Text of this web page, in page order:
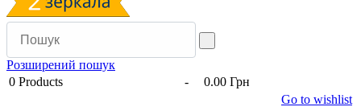
Розширений пошук
0 Products -
0.00 Грн
Go to wishlist